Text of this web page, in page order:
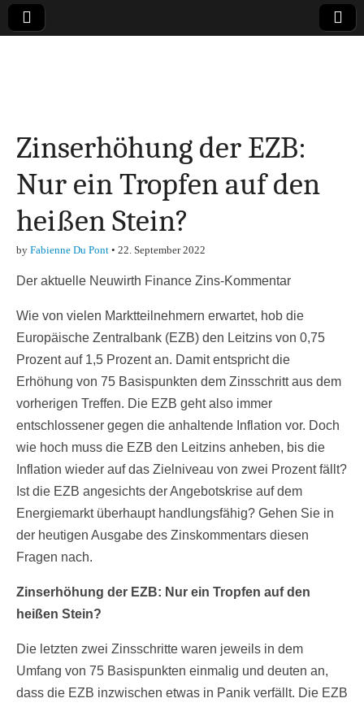
Finanzen,
Marketing-, Vertrieb-
& Investment-Tipps
Zinserhöhung der EZB:
Nur ein Tropfen auf den
heißen Stein?
by Fabienne Du Pont • 22. September 2022
Der aktuelle Neuwirth Finance Zins-Kommentar
Wie von vielen Marktteilnehmern erwartet, hob die
Europäische Zentralbank (EZB) den Leitzins von 0,75
Prozent auf 1,5 Prozent an. Damit entspricht die
Erhöhung von 75 Basispunkten dem Zinsschritt aus dem
vorherigen Treffen. Die EZB geht also immer
entschlossener gegen die anhaltende Inflation vor. Doch
wie hoch muss die EZB den Leitzins anheben, bis die
Inflation wieder auf das Zielniveau von zwei Prozent fällt?
Ist die EZB angesichts der Angebotskrise auf dem
Energiemarkt überhaupt handlungsfähig? Gehen Sie in
der heutigen Ausgabe des Zinskommentars diesen
Fragen nach.
Zinserhöhung der EZB: Nur ein Tropfen auf den
heißen Stein?
Die letzten zwei Zinsschritte waren jeweils in dem
Umfang von 75 Basispunkten einmalig und deuten an,
dass die EZB inzwischen etwas in Panik verfällt. Die EZB